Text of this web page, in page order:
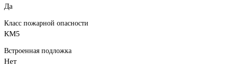
Да
Класс пожарной опасности
КМ5
Встроенная подложка
Нет